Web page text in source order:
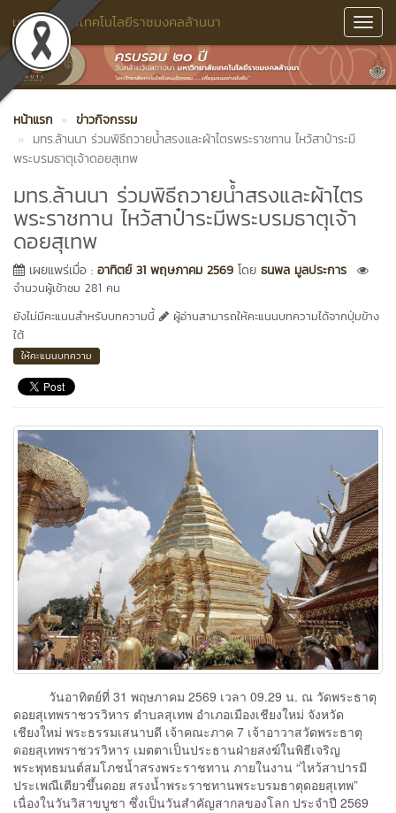
มหาวิทยาลัยเทคโนโลยีราชมงคลล้านนา
หน้าแรก
ข่าวกิจกรรม
มทร.ล้านนา ร่วมพิธีถวายน้ำสรงและผ้าไตรพระราชทาน ไหว้สาป๋าระมี
พระบรมธาตุเจ้าดอยสุเทพ
มทร.ล้านนา ร่วมพิธีถวายน้ำสรงและผ้าไตร
พระราชทาน ไหว้สาป๋าระมีพระบรมธาตุเจ้า
ดอยสุเทพ
เผยแพร่เมื่อ : อาทิตย์ 31 พฤษภาคม 2569 โดย ธนพล มูลประการ
จำนวนผู้เข้าชม 281 คน
ยังไม่มีคะแนนสำหรับบทความนี้
ผู้อ่านสามารถให้คะแนนบทความได้จากปุ่มข้าง
ใต้
ให้คะแนนบทความ
วันอาทิตย์ที่ 31 พฤษภาคม 2569 เวลา 09.29 น. ณ วัดพระธาตุ
ดอยสุเทพราชวรวิหาร ตำบลสุเทพ อำเภอเมืองเชียงใหม่ จังหวัด
เชียงใหม่ พระธรรมเสนาบดี เจ้าคณะภาค 7 เจ้าอาวาสวัดพระธาตุ
ดอยสุเทพราชวรวิหาร เมตตาเป็นประธานฝ่ายสงฆ์ในพิธีเจริญ
พระพุทธมนต์สมโภชน้ำสรงพระราชทาน ภายในงาน “ไหว้สาปารมี
ประเพณีเตียวขึ้นดอย สรงน้ำพระราชทานพระบรมธาตุดอยสุเทพ”
เนื่องในวันวิสาขบูชา ซึ่งเป็นวันสำคัญสากลของโลก ประจำปี 2569